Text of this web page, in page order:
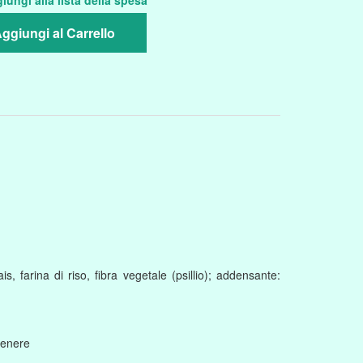
al Carrello
farina di riso, fibra vegetale (psillio); addensante: